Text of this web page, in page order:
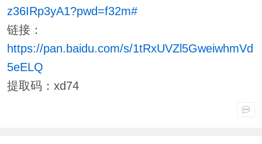
z36IRp3yA1?pwd=f32m#
链接：
https://pan.baidu.com/s/1tRxUVZl5GweiwhmVd
5eELQ
提取码：xd74